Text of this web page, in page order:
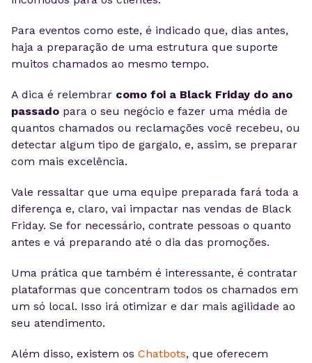
Para eventos como este, é indicado que, dias antes,
haja a preparação de uma estrutura que suporte
muitos chamados ao mesmo tempo.
A dica é relembrar como foi a Black Friday do ano
passado para o seu negócio e fazer uma média de
quantos chamados ou reclamações você recebeu, ou
detectar algum tipo de gargalo, e, assim, se preparar
com mais excelência.
Vale ressaltar que uma equipe preparada fará toda a
diferença e, claro, vai impactar nas vendas de Black
Friday. Se for necessário, contrate pessoas o quanto
antes e vá preparando até o dia das promoções.
Uma prática que também é interessante, é contratar
plataformas que concentram todos os chamados em
um só local. Isso irá otimizar e dar mais agilidade ao
seu atendimento.
Além disso, existem os Chatbots, que oferecem